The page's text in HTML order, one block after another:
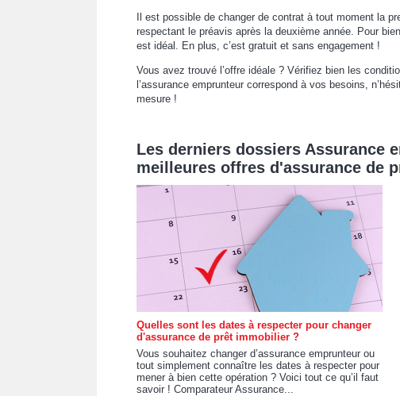
Il est possible de changer de contrat à tout moment la
respectant le préavis après la deuxième année. Pour
est idéal. En plus, c’est gratuit et sans engagement !
Vous avez trouvé l’offre idéale ? Vérifiez bien les
l’assurance emprunteur correspond à vos besoins,
mesure !
Les derniers dossiers Assurance
meilleures offres d'assurance de
Quelles sont les dates à respecter pour changer
d'assurance de prêt immobilier ?
Vous souhaitez changer d’assurance emprunteur ou
tout simplement connaître les dates à respecter pour
mener à bien cette opération ? Voici tout ce qu’il faut
savoir ! Comparateur Assurance...